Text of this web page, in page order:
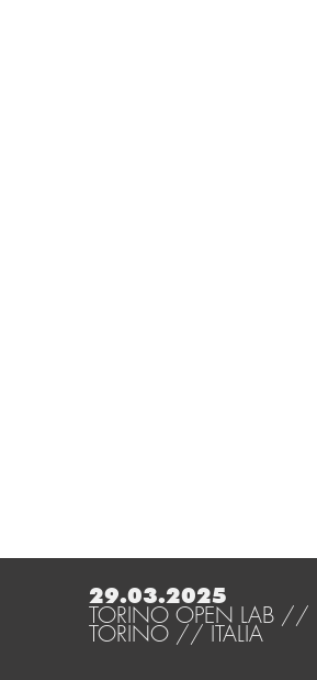
29.03.2025
TORINO OPEN LAB //
TORINO // ITALIA